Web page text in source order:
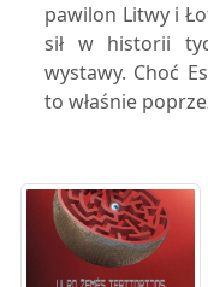
pawilon Litwy i
sił w historii
wystawy. Choć
to właśnie